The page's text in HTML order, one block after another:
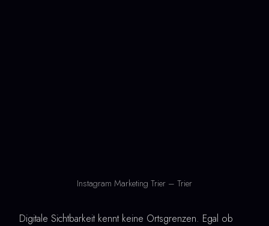
Instagram Marketing Trier – Trier
Digitale Sichtbarkeit kennt keine Ortsgrenzen. Egal ob